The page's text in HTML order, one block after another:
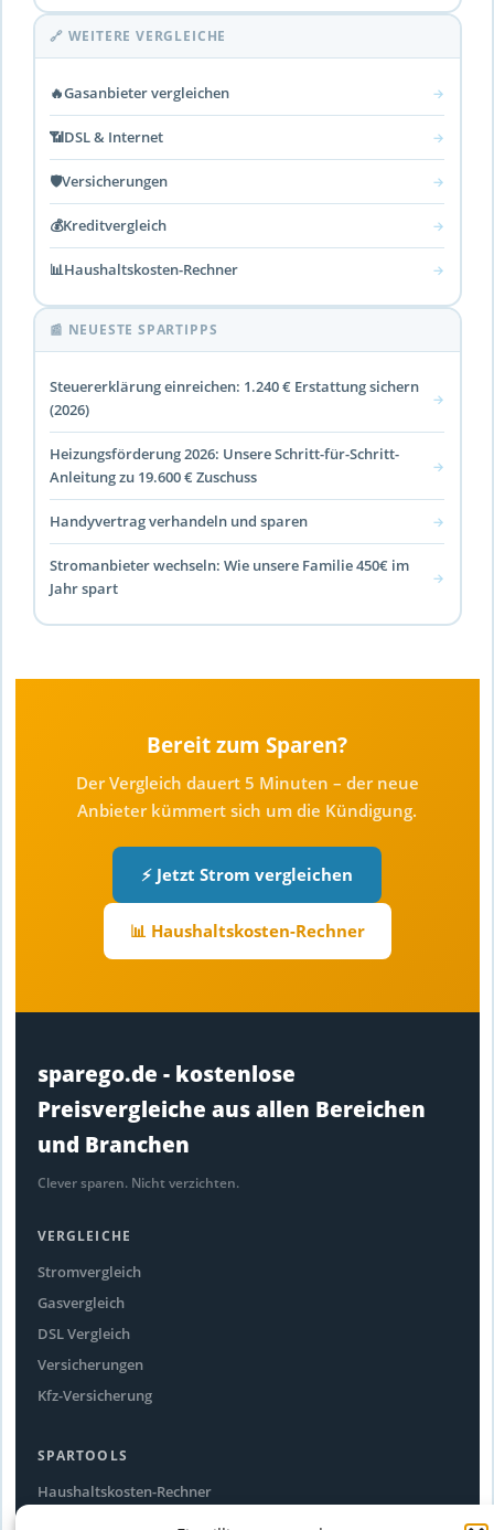
🔗 WEITERE VERGLEICHE
🔥Gasanbieter vergleichen →
📶DSL & Internet →
🛡️Versicherungen →
💰Kreditvergleich →
📊Haushaltskosten-Rechner →
📰 NEUESTE SPARTIPPS
Steuererklärung einreichen: 1.240 € Erstattung sichern
(2026)
→
Heizungsförderung 2026: Unsere Schritt-für-Schritt-
Anleitung zu 19.600 € Zuschuss
→
Handyvertrag verhandeln und sparen →
Stromanbieter wechseln: Wie unsere Familie 450€ im
Jahr spart
→
Bereit zum Sparen?
Der Vergleich dauert 5 Minuten – der neue
Anbieter kümmert sich um die Kündigung.
⚡ Jetzt Strom vergleichen
📊 Haushaltskosten-Rechner
sparego.de - kostenlose
Preisvergleiche aus allen Bereichen
und Branchen
Clever sparen. Nicht verzichten.
VERGLEICHE
Stromvergleich
Gasvergleich
DSL Vergleich
Versicherungen
Kfz-Versicherung
SPARTOOLS
Haushaltskosten-Rechner